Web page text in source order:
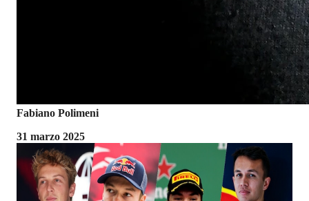
Fabiano Polimeni
31 marzo 2025